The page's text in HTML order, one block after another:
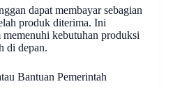
dapat membayar sebagian
produk diterima. Ini
memenuhi kebutuhan produksi
di depan.
Bantuan Pemerintah